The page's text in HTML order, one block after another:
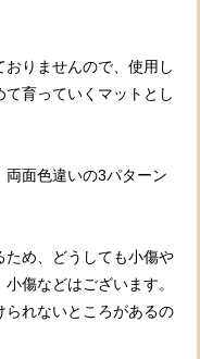
りませんので、使用し
育っていくマットとし
面色違いの3パターン
ため、どうしても小傷や
傷などはございます。
られないところがあるの